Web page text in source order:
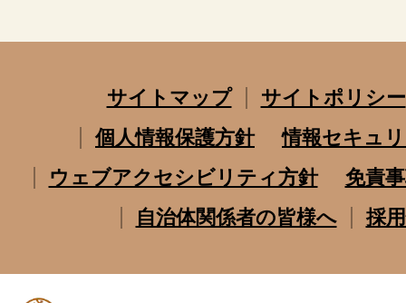
サイトマップ
サイトポリシー
個人情報保護方針
情報セキュ
ウェブアクセシビリティ方針
免責
自治体関係者の皆様へ
採